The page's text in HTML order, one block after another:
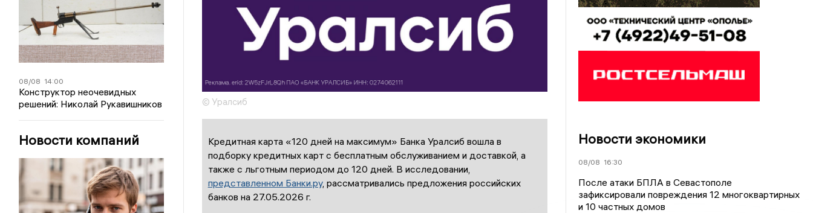
08/08 14:00
Конструктор неочевидных
решений: Николай Рукавишников
Новости компаний
© Уралсиб
Кредитная карта «120 дней на максимум» Банка Уралсиб вошла в
подборку кредитных карт с бесплатным обслуживанием и доставкой, а
также с льготным периодом до 120 дней. В исследовании,
представленном Банки.ру, рассматривались предложения российских
банков на 27.05.2026 г.
Новости экономики
08/08 16:30
После атаки БПЛА в Севастополе
зафиксировали повреждения 12 многоквартирных
и 10 частных домов